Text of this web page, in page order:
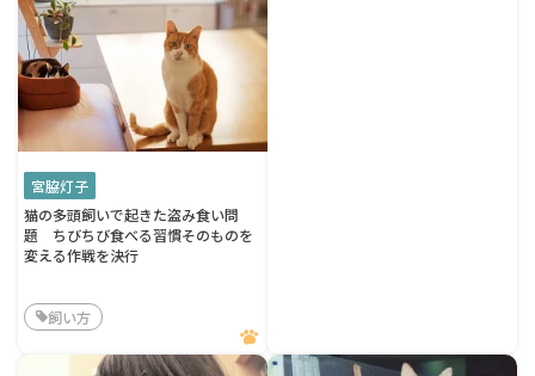
宮脇灯子
猫の多頭飼いで起きた盗み食い問
題 ちびちび食べる習慣そのものを
変える作戦を決行
飼い方